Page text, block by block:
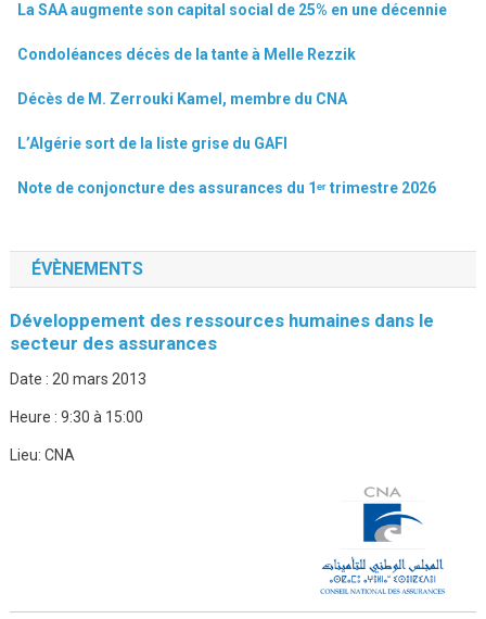
La SAA augmente son capital social de 25% en une décennie
Condoléances décès de la tante à Melle Rezzik
Décès de M. Zerrouki Kamel, membre du CNA
L’Algérie sort de la liste grise du GAFI
Note de conjoncture des assurances du 1ᵉʳ trimestre 2026
ÉVÈNEMENTS
Développement des ressources humaines dans le
secteur des assurances
Date : 20 mars 2013
Heure : 9:30 à 15:00
Lieu: CNA